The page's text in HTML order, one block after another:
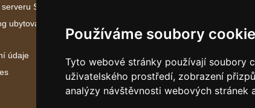
Používáme soubory
Tyto webové stránky používají soubory
uživatelského prostředí, zobrazení
analýzy návštěvnosti webových stránek
Střední Itálie
ubytování
údaje
Slovenské hory
Chorvatsko
Alpy
Itálie